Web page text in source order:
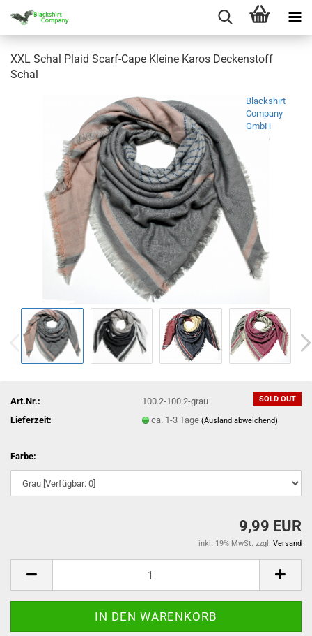
XXL Schal Plaid Scarf-Cape Kleine Karos Deckenstoff
Schal
Blackshirt
Company
GmbH
SOLD OUT
Art.Nr.:
100.2-100.2-grau
Lieferzeit:
ca. 1-3 Tage(Ausland abweichend)
Farbe:
9,99 EUR
inkl. 19% MwSt. zzgl. Versand